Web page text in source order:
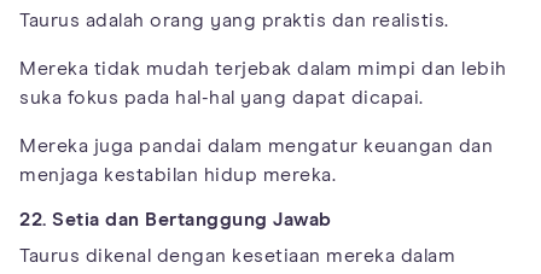
Taurus adalah orang yang praktis dan realistis.
Mereka tidak mudah terjebak dalam mimpi dan lebih
suka fokus pada hal-hal yang dapat dicapai.
Mereka juga pandai dalam mengatur keuangan dan
menjaga kestabilan hidup mereka.
22. Setia dan Bertanggung Jawab
Taurus dikenal dengan kesetiaan mereka dalam